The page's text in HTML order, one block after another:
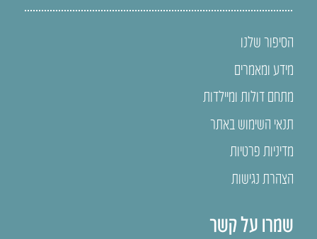
הסיפור שלנו
מידע ומאמרים
מתחם דולות ומיילדות
תנאי השימוש באתר
מדיניות פרטיות
הצהרת נגישות
שמרו על קשר